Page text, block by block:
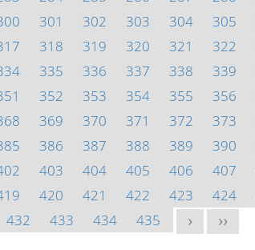
301 302 303 304 305
318 319 320 321 322
335 336 337 338 339
352 353 354 355 356
369 370 371 372 373
386 387 388 389 390
403 404 405 406 407
420 421 422 423 424
432
433 434 435 > >>